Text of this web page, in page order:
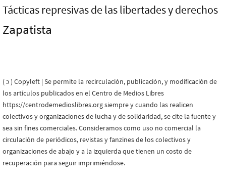
Tácticas represivas de las libertades y derechos
Zapatista
( ɔ ) Copyleft | Se permite la recirculación, publicación, y modificación de
los artículos publicados en el Centro de Medios Libres
https://centrodemedioslibres.org siempre y cuando las realicen
colectivos y organizaciones de lucha y de solidaridad, se cite la fuente y
sea sin fines comerciales. Consideramos como uso no comercial la
circulación de periódicos, revistas y fanzines de los colectivos y
organizaciones de abajo y a la izquierda que tienen un costo de
recuperación para seguir imprimiéndose.